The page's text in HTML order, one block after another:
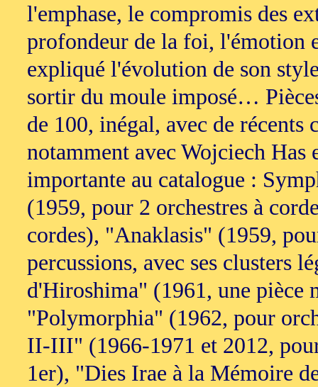
l'emphase, le compromis des
profondeur de la foi, l'émotion
expliqué l'évolution de son
sortir du moule imposé…
de 100, inégal, avec de récents
notamment avec Wojciech
importante au catalogue :
(1959, pour 2 orchestres à
cordes), "Anaklasis" (1959,
percussions, avec ses clusters
d'Hiroshima" (1961, une pièce
"Polymorphia" (1962, pour
II-III" (1966-1971 et 2012,
1er), "Dies Irae à la Mémoire